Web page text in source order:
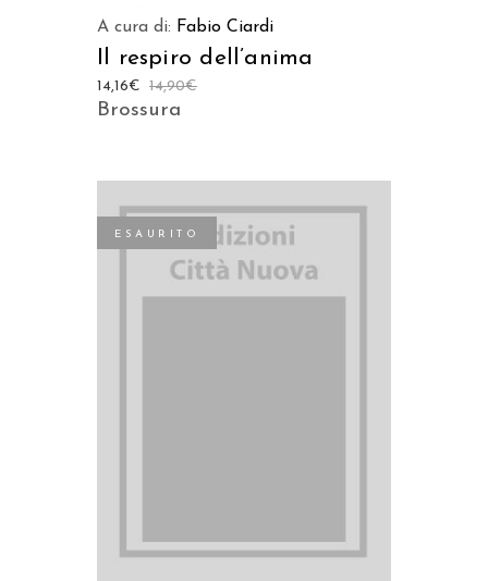
A cura di: Fabio Ciardi
Il respiro dell’anima
14,90€
14,16€
Brossura
ESAURITO